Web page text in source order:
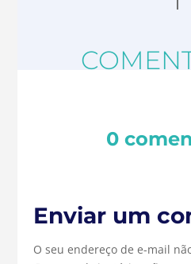
0
Enviar um
O seu endereço de e-mail